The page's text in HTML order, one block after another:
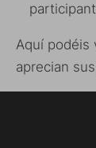
Aquí podéis
aprecian